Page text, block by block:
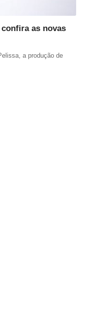
as novas
a produção de